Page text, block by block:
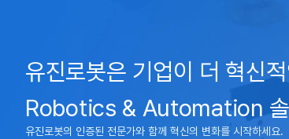
유진로봇은 기업이 더 혁신
Robotics & Automation 솔
유진로봇의 인증된 전문가와 함께 혁신의 변화를 시작하세요.